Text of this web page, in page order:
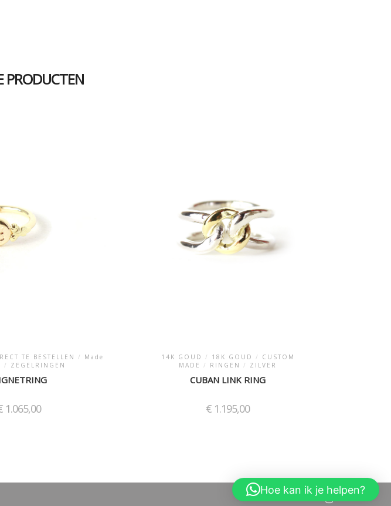
PRODUCTEN
TE BESTELLEN /
Made
/ ZEGELRINGEN
1.065,00Prijsklasse:
14K GOUD / 18K GOUD /
CUSTOM
MADE / RINGEN / ZILVER
CUBAN LINK RING
€ 1.195,00
Hoe kan ik je helpen?